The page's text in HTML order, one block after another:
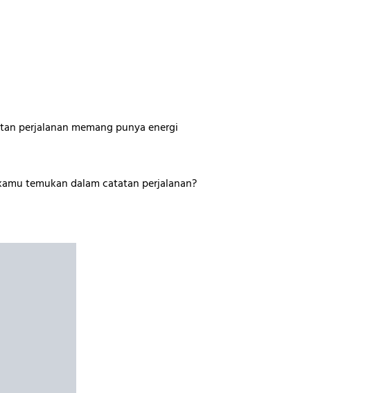
perjalanan memang punya energi
temukan dalam catatan perjalanan?